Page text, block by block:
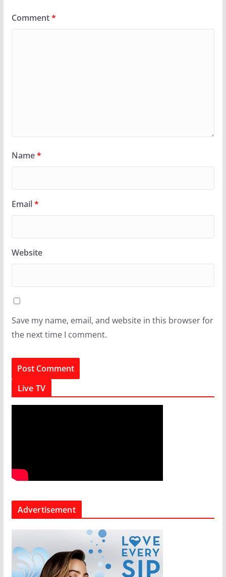
Comment*
Name*
Email*
Website
Save my name, email, and website in this browser for
the next time I comment.
Live TV
Advertisement